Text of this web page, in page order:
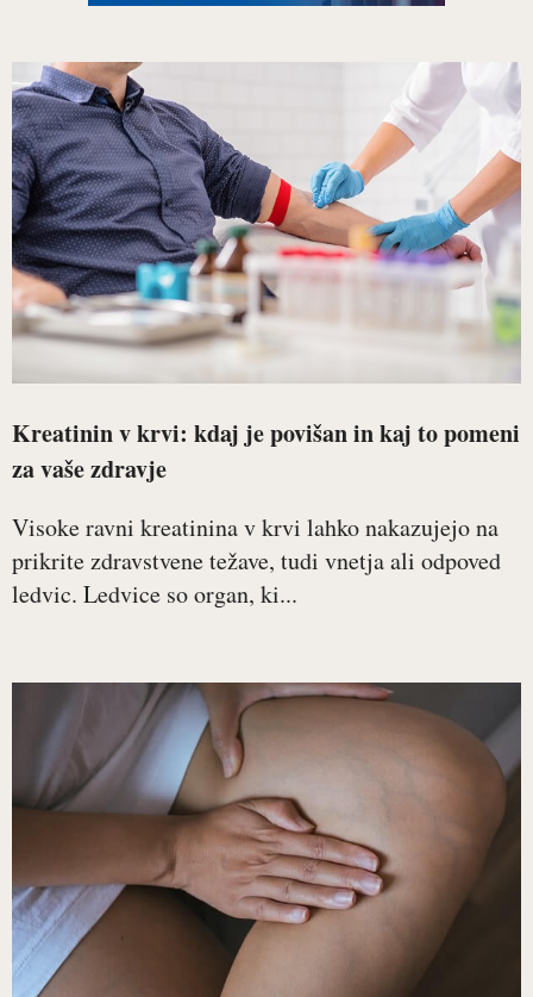
Kreatinin v krvi: kdaj je povišan in kaj to pomeni
za vaše zdravje
Visoke ravni kreatinina v krvi lahko nakazujejo na
prikrite zdravstvene težave, tudi vnetja ali odpoved
ledvic. Ledvice so organ, ki...